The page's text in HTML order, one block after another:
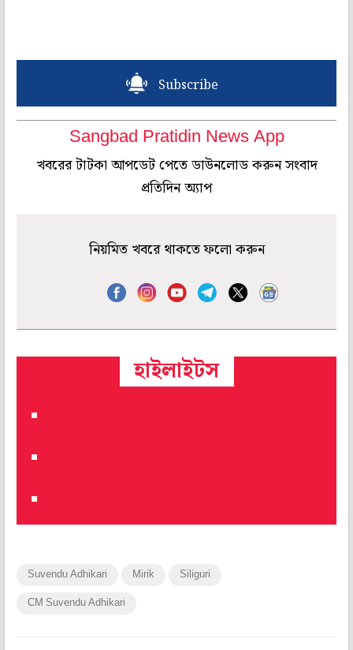
Subscribe
Sangbad Pratidin News App
খবরের টাটকা আপডেট পেতে ডাউনলোড করুন সংবাদ
প্রতিদিন অ্যাপ
নিয়মিত খবরে থাকতে ফলো করুন
হাইলাইটস
Suvendu Adhikari Mirik Siliguri
CM Suvendu Adhikari